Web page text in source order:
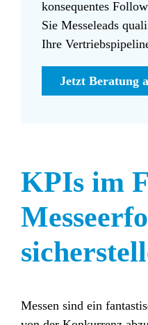
konsequentes
Sie Messeleads
Ihre
Jetzt Beratung
KPIs im
Messen sind ein